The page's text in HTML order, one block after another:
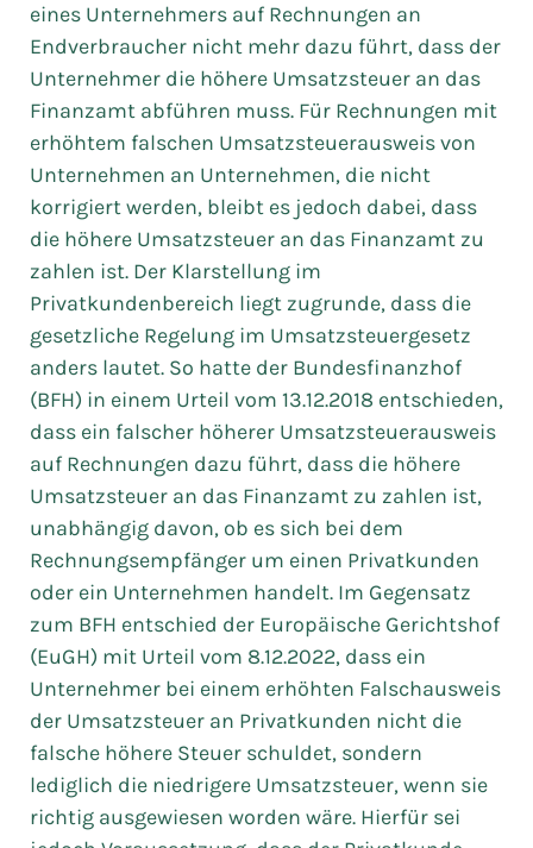
eines Unternehmers auf Rechnungen an
Endverbraucher nicht mehr dazu führt, dass der
Unternehmer die höhere Umsatzsteuer an das
Finanzamt abführen muss. Für Rechnungen mit
erhöhtem falschen Umsatzsteuerausweis von
Unternehmen an Unternehmen, die nicht
korrigiert werden, bleibt es jedoch dabei, dass
die höhere Umsatzsteuer an das Finanzamt zu
zahlen ist. Der Klarstellung im
Privatkundenbereich liegt zugrunde, dass die
gesetzliche Regelung im Umsatzsteuergesetz
anders lautet. So hatte der Bundesfinanzhof
(BFH) in einem Urteil vom 13.12.2018 entschieden,
dass ein falscher höherer Umsatzsteuerausweis
auf Rechnungen dazu führt, dass die höhere
Umsatzsteuer an das Finanzamt zu zahlen ist,
unabhängig davon, ob es sich bei dem
Rechnungsempfänger um einen Privatkunden
oder ein Unternehmen handelt. Im Gegensatz
zum BFH entschied der Europäische Gerichtshof
(EuGH) mit Urteil vom 8.12.2022, dass ein
Unternehmer bei einem erhöhten Falschausweis
der Umsatzsteuer an Privatkunden nicht die
falsche höhere Steuer schuldet, sondern
lediglich die niedrigere Umsatzsteuer, wenn sie
richtig ausgewiesen worden wäre. Hierfür sei